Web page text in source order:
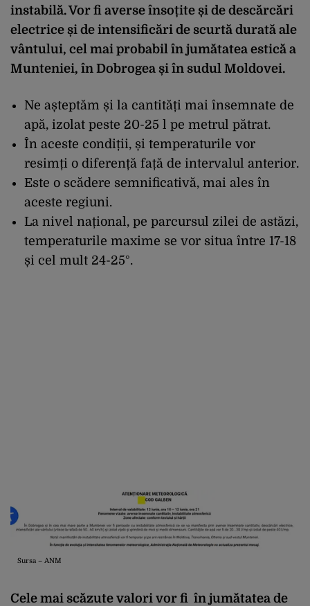
instabilă. Vor fi averse însoțite și de descărcări
electrice și de intensificări de scurtă durată ale
vântului, cel mai probabil în jumătatea estică a
Munteniei, în Dobrogea și în sudul Moldovei.
Ne așteptăm și la cantități mai însemnate de
apă, izolat peste 20-25 l pe metrul pătrat.
În aceste condiții, și temperaturile vor
resimți o diferență față de intervalul anterior.
Este o scădere semnificativă, mai ales în
aceste regiuni.
La nivel național, pe parcursul zilei de astăzi,
temperaturile maxime se vor situa între 17-18
și cel mult 24-25°.
Sursa – ANM
Cele mai scăzute valori vor fi în jumătatea de